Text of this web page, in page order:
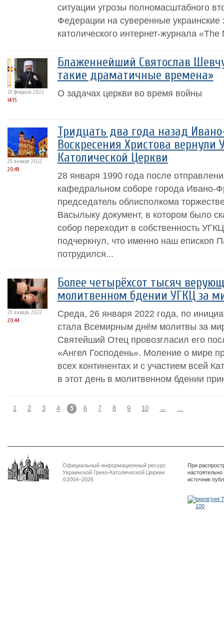
ситуации угрозы полномасштабного
Федерации на суверенные
католического интернет-журнала
01 февраля 2022
14:15
Блаженнейший Святослав
такие драматичные времена»
О задачах церкви во время войны
29 января 2022
20:49
Тридцать два года назад
Воскресения Христова вернули
Католической Церкви
28 января 1990 года после
кафедральном соборе города Ивано-
председатель облисполкома
Васылыку документ, в котором было
собор переходит в собственность
подчеркнул, что именно наш епископ
потрудился...
29 января 2022
20:44
Более четырёхсот тысяч
молитвенном бдении УГКЦ за
Среда, 26 января 2022 года, по
стала Всемирным днём ​​молитвы за
Святейший Отец провозгласил его
«Ангел Господень». Моление о мире
всех континентах и ​​с участием всей
в этот день в молитвенном бдении
1 2 3 4 5 6 7 8 9 10 → …
Официальный информационный ресурс
Украинской Греко-Католической Церкви
©2004–2026
При
источник